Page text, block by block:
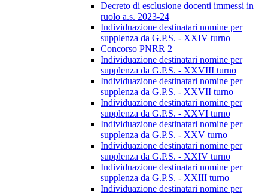
Decreto di esclusione docenti immessi in
ruolo a.s. 2023-24
Individuazione destinatari nomine per
supplenza da G.P.S. - XXIV turno
Concorso PNRR 2
Individuazione destinatari nomine per
supplenza da G.P.S. - XXVIII turno
Individuazione destinatari nomine per
supplenza da G.P.S. - XXVII turno
Individuazione destinatari nomine per
supplenza da G.P.S. - XXVI turno
Individuazione destinatari nomine per
supplenza da G.P.S. - XXV turno
Individuazione destinatari nomine per
supplenza da G.P.S. - XXIV turno
Individuazione destinatari nomine per
supplenza da G.P.S. - XXIII turno
Individuazione destinatari nomine per